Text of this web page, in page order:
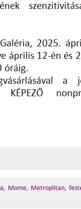
2025.
április 12-én és
óráig.
a
Mome, Metroplitan,